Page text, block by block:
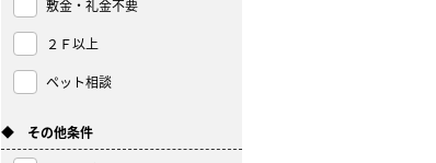
敷金・礼金不要
２Ｆ以上
ペット相談
◆ その他条件